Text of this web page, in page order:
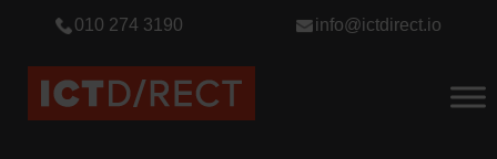
010 274 3190 info@ictdirect.io